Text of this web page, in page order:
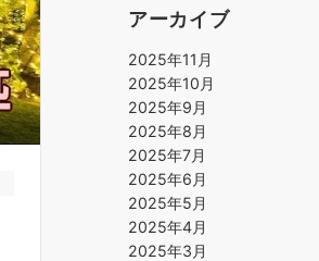
アーカイブ
2025年11月
2025年10月
2025年9月
2025年8月
2025年7月
2025年6月
2025年5月
2025年4月
2025年3月